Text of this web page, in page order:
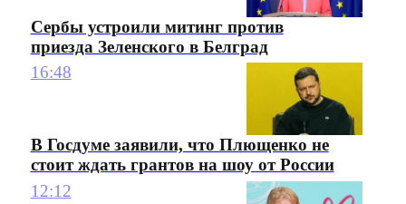
Сербы устроили митинг против
приезда Зеленского в Белград
16:48
В Госдуме заявили, что Плющенко не
стоит ждать грантов на шоу от России
12:12